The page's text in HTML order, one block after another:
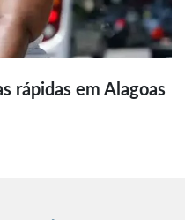
rápidas em Alagoas